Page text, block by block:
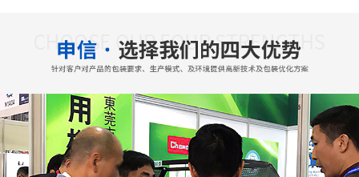
多年专注，实力品牌
BRAND POWER
> 东莞市申信包装设备有限公司是台湾常用机械有限公司在大陆设立